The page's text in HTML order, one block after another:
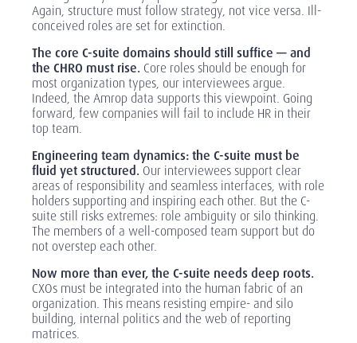
Again, structure must follow strategy, not vice versa. Ill-
conceived roles are set for extinction.
The core C-suite domains should still suffice — and
the CHRO must rise. Core roles should be enough for
most organization types, our interviewees argue.
Indeed, the Amrop data supports this viewpoint. Going
forward, few companies will fail to include HR in their
top team.
Engineering team dynamics: the C-suite must be
fluid yet structured. Our interviewees support clear
areas of responsibility and seamless interfaces, with role
holders supporting and inspiring each other. But the C-
suite still risks extremes: role ambiguity or silo thinking.
The members of a well-composed team support but do
not overstep each other.
Now more than ever, the C-suite needs deep roots.
CXOs must be integrated into the human fabric of an
organization. This means resisting empire- and silo
building, internal politics and the web of reporting
matrices.